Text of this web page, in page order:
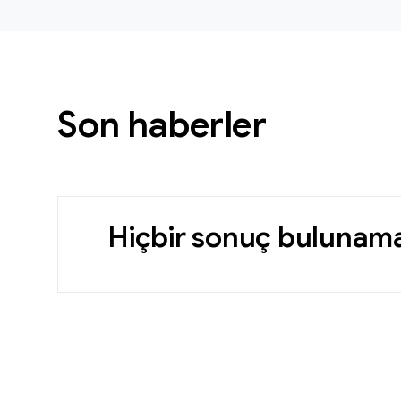
Son haberler
Hiçbir sonuç